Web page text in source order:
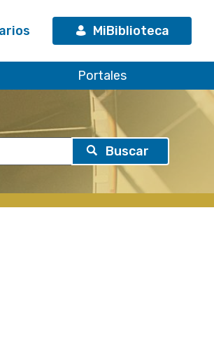
MiBiblioteca
Portales